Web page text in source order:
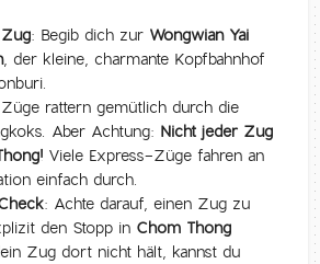
Begib dich zur Wongwian Yai
, der kleine, charmante Kopfbahnhof
rattern gemütlich durch die
Aber Achtung: Nicht jeder Zug
Viele Express-Züge fahren an
einfach durch.
Achte darauf, einen Zug zu
den Stopp in Chom Thong
Zug dort nicht hält, kannst du